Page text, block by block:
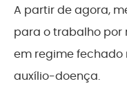
A partir de agora,
para o trabalho por
em regime
auxílio-doença.